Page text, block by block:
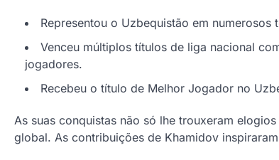
Representou o Uzbequistão em
Venceu múltiplos títulos de liga nacional
jogadores.
Recebeu o título de Melhor Jogador no
As suas conquistas não só lhe trouxeram
global. As contribuições de Khamidov